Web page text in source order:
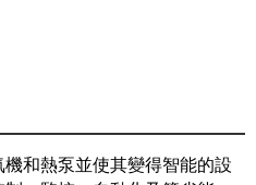
和熱泵並使其變得智能的設